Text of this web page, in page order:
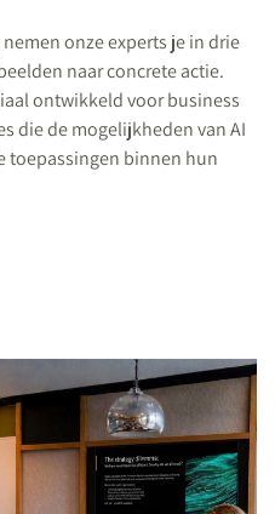
onze experts je in drie
naar concrete actie.
ontwikkeld voor business
die de mogelijkheden van AI
toepassingen binnen hun